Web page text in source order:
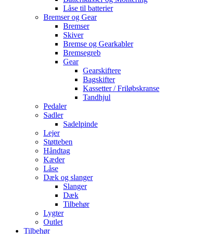
Låse til batterier
Bremser og Gear
Bremser
Skiver
Bremse og Gearkabler
Bremsegreb
Gear
Gearskiftere
Bagskifter
Kassetter / Friløbskranse
Tandhjul
Pedaler
Sadler
Sadelpinde
Lejer
Støtteben
Håndtag
Kæder
Låse
Dæk og slanger
Slanger
Dæk
Tilbehør
Lygter
Outlet
Tilbehør